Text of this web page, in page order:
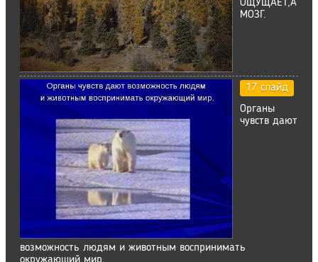
ОЩУЩАЕТ,А
МОЗГ.
17 слайд
Органы
чувств дают
возможность людям и животным воспринимать